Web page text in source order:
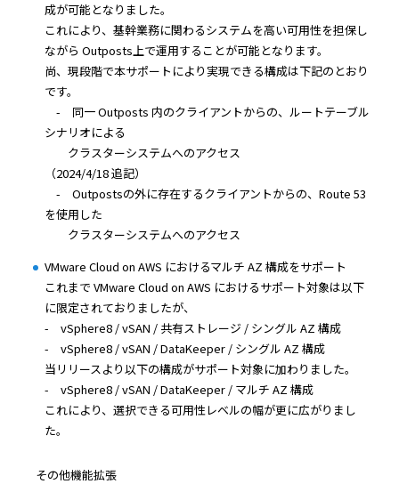
成が可能となりました。
これにより、基幹業務に関わるシステムを高い可用性を担保し
ながら Outposts上で運用することが可能となります。
尚、現段階で本サポートにより実現できる構成は下記のとおり
です。
- 同一 Outposts 内のクライアントからの、ルートテーブル
シナリオによる
クラスターシステムへのアクセス
（2024/4/18 追記）
- Outpostsの外に存在するクライアントからの、Route 53
を使用した
クラスターシステムへのアクセス
VMware Cloud on AWS におけるマルチ AZ 構成をサポート
これまで VMware Cloud on AWS におけるサポート対象は以下
に限定されておりましたが、
- vSphere8 / vSAN / 共有ストレージ / シングル AZ 構成
- vSphere8 / vSAN / DataKeeper / シングル AZ 構成
当リリースより以下の構成がサポート対象に加わりました。
- vSphere8 / vSAN / DataKeeper / マルチ AZ 構成
これにより、選択できる可用性レベルの幅が更に広がりまし
た。
その他機能拡張